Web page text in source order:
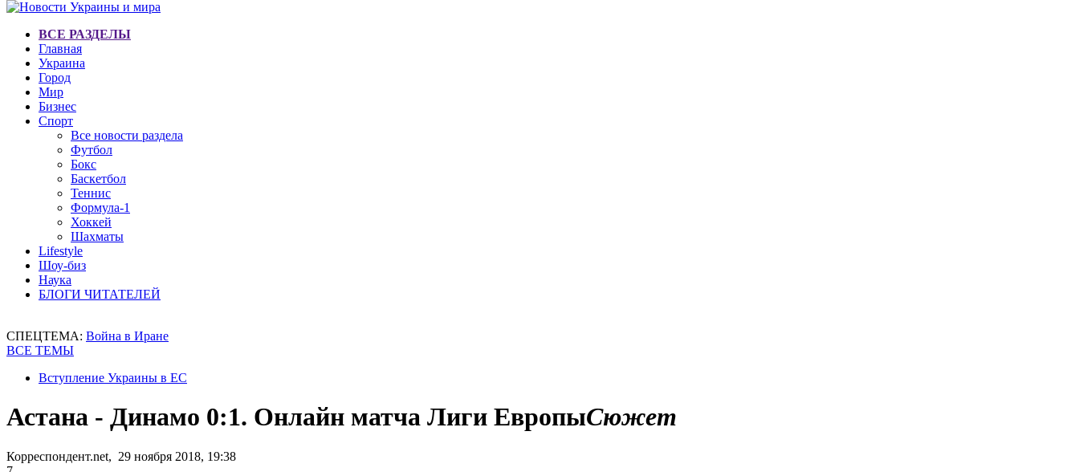
ВСЕ РАЗДЕЛЫ
Главная
Украина
Город
Мир
Бизнес
Спорт
Все новости раздела
Футбол
Бокс
Баскетбол
Теннис
Формула-1
Хоккей
Шахматы
Lifestyle
Шоу-биз
Наука
БЛОГИ ЧИТАТЕЛЕЙ
СПЕЦТЕМА: Война в Иране
ВСЕ ТЕМЫ
Вступление Украины в ЕС
Астана - Динамо 0:1. Онлайн матча Лиги ЕвропыСюжет
Корреспондент.net, 29 ноября 2018, 19:38